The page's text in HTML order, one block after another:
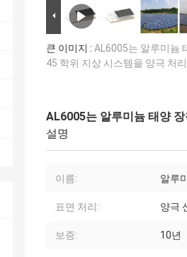
큰 이미지 : AL6005는 알루미늄
45 학위 지상 시스템을 양극 처
AL6005는 알루미늄 태양
설명
이름: 알루
표면 처리: 양극
보증: 10년